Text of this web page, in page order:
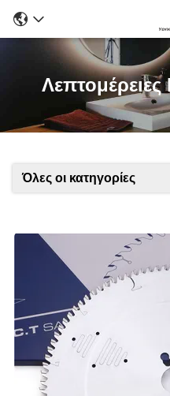
Όλες οι κατηγορίες